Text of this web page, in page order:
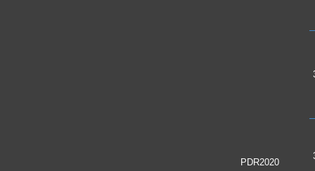
PDR2020